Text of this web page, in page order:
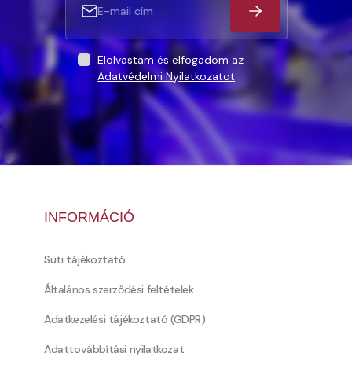
Elolvastam és elfogadom az
Adatvédelmi Nyilatkozatot.
INFORMÁCIÓ
Süti tájékoztató
Általános szerződési feltételek
Adatkezelési tájékoztató (GDPR)
Adattovábbítási nyilatkozat